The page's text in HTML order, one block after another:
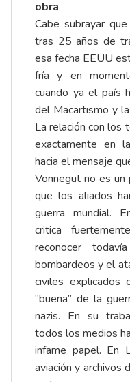
obra
Cabe subrayar
tras 25 años de
esa fecha EEUU
fría y en
cuando ya el país
del Macartismo y
La relación con los
exactamente en
hacia el mensaje
Vonnegut no es
que los aliados
guerra mundial.
critica
reconocer
bombardeos y el
civiles
“buena” de la
nazis. En su
todos los medios
infame papel. En
aviación y archivos